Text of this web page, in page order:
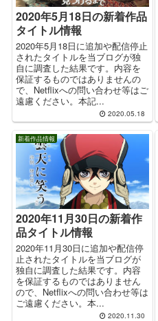
2020年5月18日の新着作品
タイトル情報
2020年5月18日に追加や配信停止
されたタイトルを当ブログが独
自に調査した結果です。内容を
保証するものではありませんの
で、Netflixへの問い合わせ等はご
遠慮ください。本記...
2020.05.18
新着作品情報
2020年11月30日の新着作
品タイトル情報
2020年11月30日に追加や配信停
止されたタイトルを当ブログが
独自に調査した結果です。内容
を保証するものではありません
ので、Netflixへの問い合わせ等は
ご遠慮ください。本...
2020.11.30